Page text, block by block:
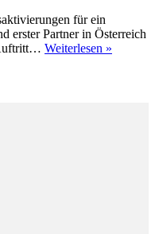
für ein
erster Partner in Österreich
Weiterlesen »